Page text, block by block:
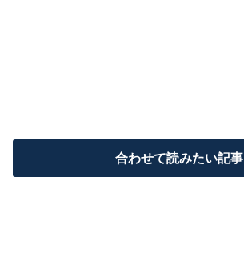
合わせて読みたい記事